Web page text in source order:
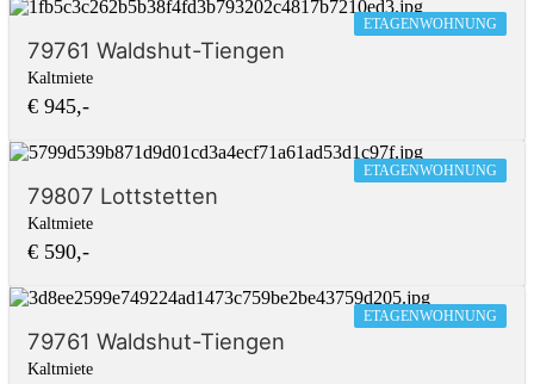
ETAGENWOHNUNG
79761 Waldshut-Tiengen
Kaltmiete
€ 945,-
ETAGENWOHNUNG
79807 Lottstetten
Kaltmiete
€ 590,-
ETAGENWOHNUNG
79761 Waldshut-Tiengen
Kaltmiete